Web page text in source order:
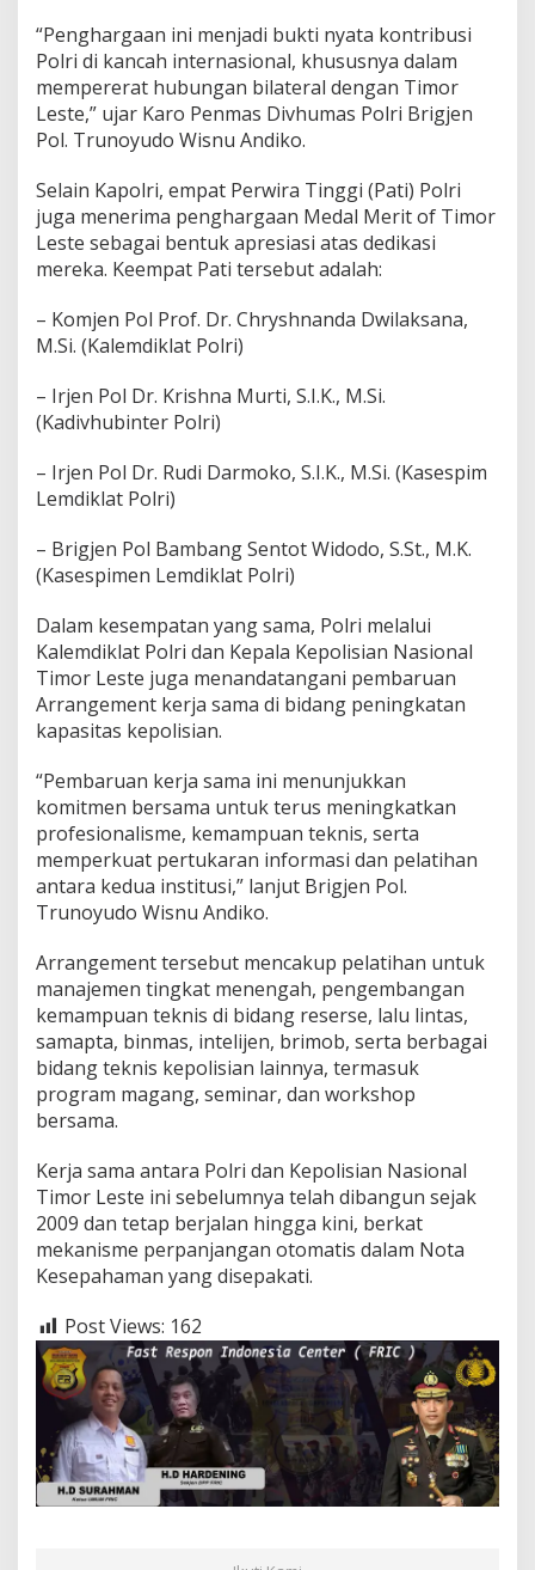
“Penghargaan ini menjadi bukti nyata kontribusi
Polri di kancah internasional, khususnya dalam
mempererat hubungan bilateral dengan Timor
Leste,” ujar Karo Penmas Divhumas Polri Brigjen
Pol. Trunoyudo Wisnu Andiko.
Selain Kapolri, empat Perwira Tinggi (Pati) Polri
juga menerima penghargaan Medal Merit of Timor
Leste sebagai bentuk apresiasi atas dedikasi
mereka. Keempat Pati tersebut adalah:
– Komjen Pol Prof. Dr. Chryshnanda Dwilaksana,
M.Si. (Kalemdiklat Polri)
– Irjen Pol Dr. Krishna Murti, S.I.K., M.Si.
(Kadivhubinter Polri)
– Irjen Pol Dr. Rudi Darmoko, S.I.K., M.Si. (Kasespim
Lemdiklat Polri)
– Brigjen Pol Bambang Sentot Widodo, S.St., M.K.
(Kasespimen Lemdiklat Polri)
Dalam kesempatan yang sama, Polri melalui
Kalemdiklat Polri dan Kepala Kepolisian Nasional
Timor Leste juga menandatangani pembaruan
Arrangement kerja sama di bidang peningkatan
kapasitas kepolisian.
“Pembaruan kerja sama ini menunjukkan
komitmen bersama untuk terus meningkatkan
profesionalisme, kemampuan teknis, serta
memperkuat pertukaran informasi dan pelatihan
antara kedua institusi,” lanjut Brigjen Pol.
Trunoyudo Wisnu Andiko.
Arrangement tersebut mencakup pelatihan untuk
manajemen tingkat menengah, pengembangan
kemampuan teknis di bidang reserse, lalu lintas,
samapta, binmas, intelijen, brimob, serta berbagai
bidang teknis kepolisian lainnya, termasuk
program magang, seminar, dan workshop
bersama.
Kerja sama antara Polri dan Kepolisian Nasional
Timor Leste ini sebelumnya telah dibangun sejak
2009 dan tetap berjalan hingga kini, berkat
mekanisme perpanjangan otomatis dalam Nota
Kesepahaman yang disepakati.
Post Views: 162